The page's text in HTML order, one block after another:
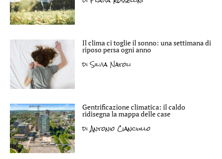
Il clima ci toglie il sonno: una settimana di
riposo persa ogni anno
diSilvia Natoli
Gentrificazione climatica: il caldo
ridisegna la mappa delle case
diAntonio Cianciullo